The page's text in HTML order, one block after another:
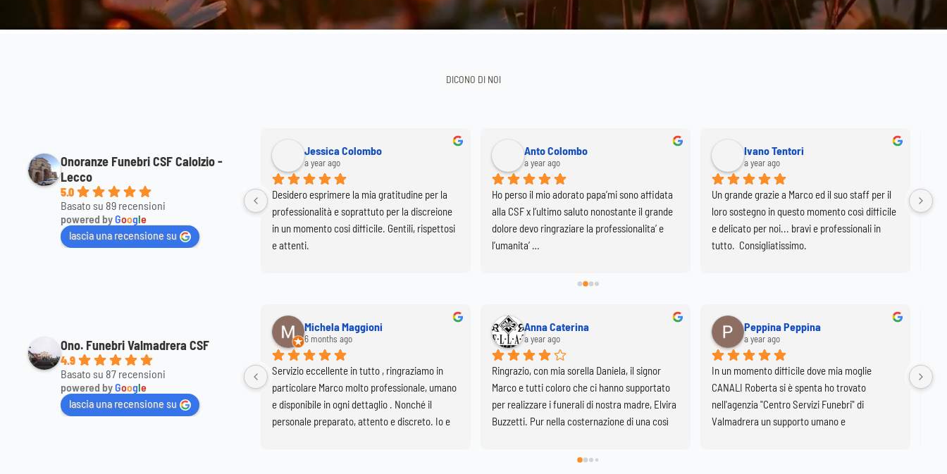
DICONO DI NOI
Onoranze Funebri CSF Calolzio -
Lecco
5.0
Basato su 89 recensioni
powered byGoogle
lascia una recensione su
9 months ago
Ringrazio di cuore Marco e i suoi collaboratori
per la professionalità e la  gentilezza
dimostrata in occasione del funerale di mia
mamma.
Jessica Colombo
a year ago
Desidero esprimere la mia gratitudine per la
professionalità e soprattuto per la discreione
in un momento cosi difficile. Gentili, rispettosi
e attenti.
Anto Colombo
a year ago
Ho perso il mio adorato papa’mi sono affidata
alla CSF x l’ultimo saluto nonostante il grande
dolore devo ringraziare la professionalita’ e
l’umanita’ …
Ivano Tentori
a year ago
Un grande grazie a Marco ed il suo staff per il
loro sostegno in questo momento così difficile
e delicato per noi... bravi e professionali in
tutto.  Consigliatissimo.
Ono. Funebri Valmadrera CSF
4.9
Basato su 87 recensioni
powered byGoogle
lascia una recensione su
Michela Maggioni
6 months ago
Servizio eccellente in tutto , ringraziamo in
particolare Marco molto professionale, umano
e disponibile in ogni dettaglio . Nonché il
personale preparato, attento e discreto. Io e
Anna Caterina
a year ago
Ringrazio, con mia sorella Daniela, il signor
Marco e tutti coloro che ci hanno supportato
per realizzare i funerali di nostra madre, Elvira
Buzzetti. Pur nella costernazione di una così
Basilica di Lecco vestita di fiori bianchi.
Peppina Peppina
a year ago
In un momento difficile dove mia moglie
CANALI Roberta si è spenta ho trovato
nell'agenzia "Centro Servizi Funebri" di
Valmadrera un supporto umano e
In